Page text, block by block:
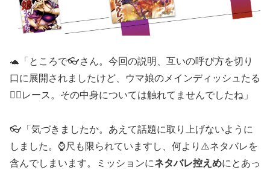
🐢「ところで👓さん。今回の説明、互いの呼び方を切り
口に展開されましたけど、ウマ娘のメインディッシュたる
🏃‍♀️レース。その中身については触れてませんでしたね」
👓「気づきましたか。あえて話題に取り上げないように
しました。⌚️尺も限られていますし、何より⚠️ネタバレを
含んでしまいます。ミッションにネタバレ控えめにとあっ